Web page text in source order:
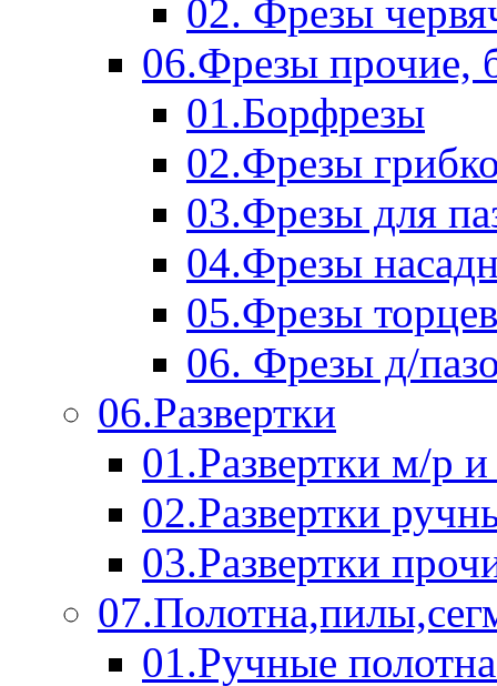
02. Фрезы
06.Фрезы прочие,
01.Борфрезы
02.Фрезы
03.Фрезы для
04.Фрезы
05.Фрезы
06. Фрезы д/
06.Развертки
01.Развертки м/р
02.Развертки
03.Развертки
01.Ручные